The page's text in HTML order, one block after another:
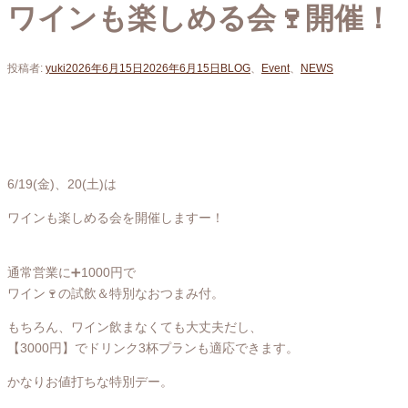
ワインも楽しめる会🍷開催！
投稿者: yuki2026年6月15日 2026年6月15日 BLOG、 Event、 NEWS
6/19(金)、20(土)は
ワインも楽しめる会を開催しますー！
通常営業に➕1000円で
ワイン🍷の試飲＆特別なおつまみ付。
もちろん、ワイン飲まなくても大丈夫だし、
【3000円】でドリンク3杯プランも適応できます。
かなりお値打ちな特別デー。